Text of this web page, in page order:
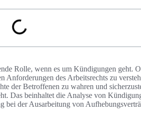
Rolle, wenn es um Kündigungen geht.
Anforderungen des Arbeitsrechts zu
der Betroffenen zu wahren und
Das beinhaltet die Analyse von
bei der Ausarbeitung von